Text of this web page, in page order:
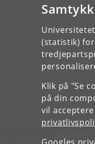
(statistik)
Klik på "Se
på din
vil
Samfundsvidenskabelige Fakultet